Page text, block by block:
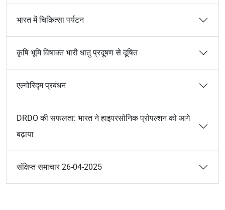
भारत में चिकित्सा पर्यटन
कृषि भूमि विषाक्त भारी धातु प्रदूषण से दूषित
एल्गोरिद्म प्रबंधन
DRDO की सफलता: भारत ने हाइपरसोनिक प्रोपल्शन को आगे
बढ़ाया
संक्षिप्त समाचार 26-04-2025